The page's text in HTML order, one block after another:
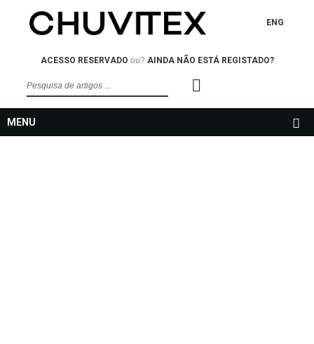
ENG
ACESSO RESERVADO ou? AINDA NÃO ESTÁ REGISTADO?
MENU